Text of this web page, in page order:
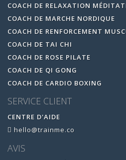
COACH DE RELAXATION
COACH DE MARCHE NORDIQUE
COACH DE RENFORCEMENT
COACH DE TAI CHI
COACH DE ROSE PILATE
COACH DE QI GONG
COACH DE CARDIO BOXING
SERVICE CLIENT
CENTRE D'AIDE
hello@trainme.co
AVIS